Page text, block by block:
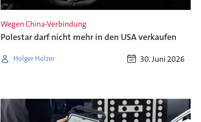
Wegen China-Verbindung
Polestar darf nicht mehr in den USA verkaufen
Holger Holzer 30. Juni 2026